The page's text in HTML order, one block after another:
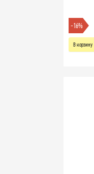
-16%
В корзину